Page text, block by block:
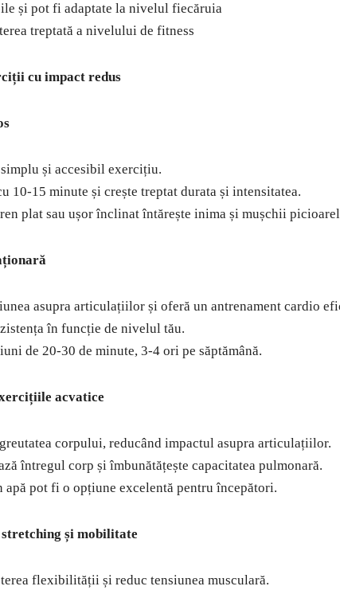
și pot fi adaptate la nivelul fiecăruia
treptată a nivelului de fitness
cu impact redus
și accesibil exercițiu.
10-15 minute și crește treptat durata și intensitatea.
plat sau ușor înclinat întărește inima și mușchii
asupra articulațiilor și oferă un antrenament cardio
în funcție de nivelul tău.
de 20-30 de minute, 3-4 ori pe săptămână.
acvatice
corpului, reducând impactul asupra articulațiilor.
întregul corp și îmbunătățește capacitatea pulmonară.
pot fi o opțiune excelentă pentru începători.
și mobilitate
flexibilității și reduc tensiunea musculară.